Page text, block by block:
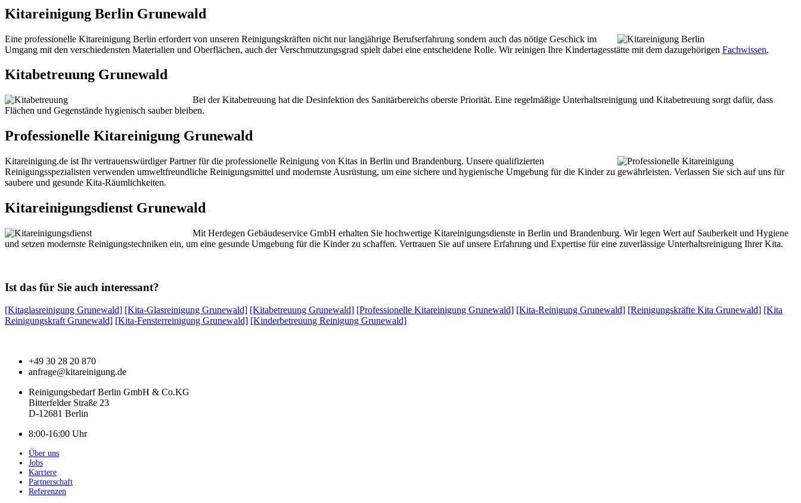
Kitareinigung Berlin Grunewald
Eine professionelle Kitareinigung Berlin erfordert von unseren Reinigungskräften nicht nur langjährige Berufserfahrung sondern auch das nötige Geschick im
Umgang mit den verschiedensten Materialien und Oberflächen, auch der Verschmutzungsgrad spielt dabei eine entscheidene Rolle. Wir reinigen Ihre Kindertagesstätte mit dem dazugehörigen Fachwissen.
Kitabetreuung Grunewald
Bei der Kitabetreuung hat die Desinfektion des Sanitärbereichs oberste Priorität. Eine regelmäßige Unterhaltsreinigung und Kitabetreuung sorgt dafür, dass
Flächen und Gegenstände hygienisch sauber bleiben.
Professionelle Kitareinigung Grunewald
Kitareinigung.de ist Ihr vertrauenswürdiger Partner für die professionelle Reinigung von Kitas in Berlin und Brandenburg. Unsere qualifizierten
Reinigungsspezialisten verwenden umweltfreundliche Reinigungsmittel und modernste Ausrüstung, um eine sichere und hygienische Umgebung für die Kinder zu gewährleisten. Verlassen Sie sich auf uns für
saubere und gesunde Kita-Räumlichkeiten.
Kitareinigungsdienst Grunewald
Mit Herdegen Gebäudeservice GmbH erhalten Sie hochwertige Kitareinigungsdienste in Berlin und Brandenburg. Wir legen Wert auf Sauberkeit und Hygiene
und setzen modernste Reinigungstechniken ein, um eine gesunde Umgebung für die Kinder zu schaffen. Vertrauen Sie auf unsere Erfahrung und Expertise für eine zuverlässige Unterhaltsreinigung Ihrer Kita.
Ist das für Sie auch interessant?
[Kitaglasreinigung Grunewald] [Kita-Glasreinigung Grunewald] [Kitabetreuung Grunewald] [Professionelle Kitareinigung Grunewald] [Kita-Reinigung Grunewald] [Reinigungskräfte Kita Grunewald] [Kita
Reinigungskraft Grunewald] [Kita-Fensterreinigung Grunewald] [Kinderbetreuung Reinigung Grunewald]
+49 30 28 20 870
anfrage@kitareinigung.de
Reinigungsbedarf Berlin GmbH & Co.KG
Bitterfelder Straße 23
D-12681 Berlin
8:00-16:00 Uhr
Über uns
Jobs
Karriere
Partnerschaft
Referenzen